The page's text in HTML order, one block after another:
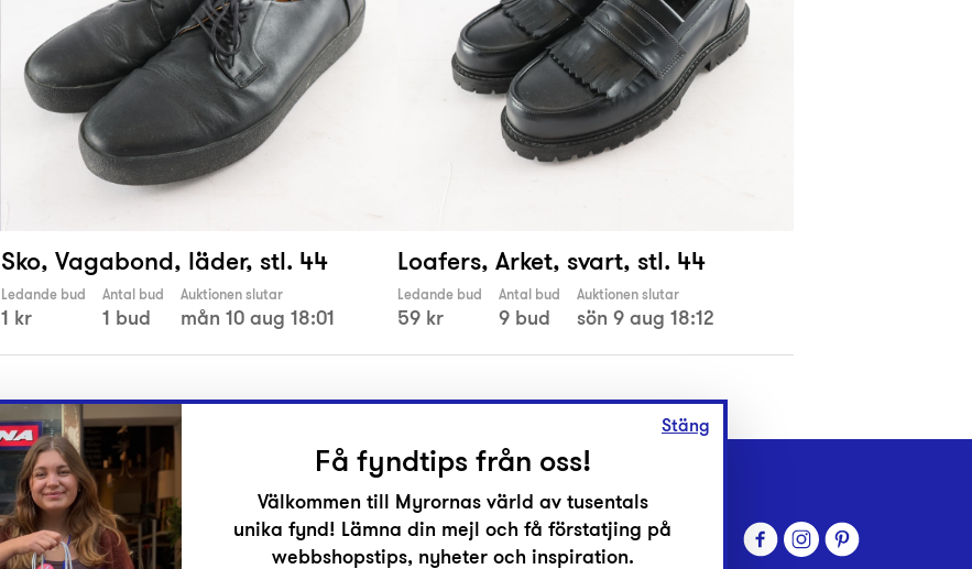
Sko, Vagabond, läder, stl. 44
Ledande bud
1 kr
Antal bud
1 bud
Auktionen slutar
mån 10 aug 18:01
Loafers, Arket, svart, stl. 44
Ledande bud
59 kr
Antal bud
9 bud
Auktionen slutar
sön 9 aug 18:12
Stäng
Få fyndtips från oss!
Välkommen till Myrornas värld av tusentals
unika fynd! Lämna din mejl och få förstatjing på
webbshopstips, nyheter och inspiration.